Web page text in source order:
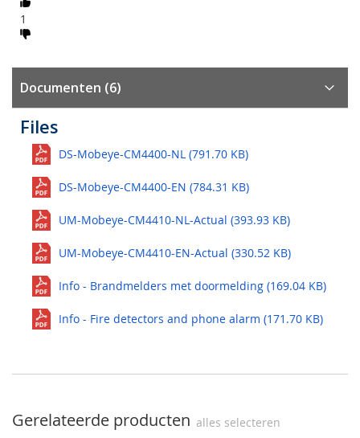
1
Documenten (6)
Files
DS-Mobeye-CM4400-NL (791.70 KB)
DS-Mobeye-CM4400-EN (784.31 KB)
UM-Mobeye-CM4410-NL-Actual (393.93 KB)
UM-Mobeye-CM4410-EN-Actual (330.52 KB)
Info - Brandmelders met doormelding (169.04 KB)
Info - Fire detectors and phone alarm (171.70 KB)
Gerelateerde producten alles selecteren